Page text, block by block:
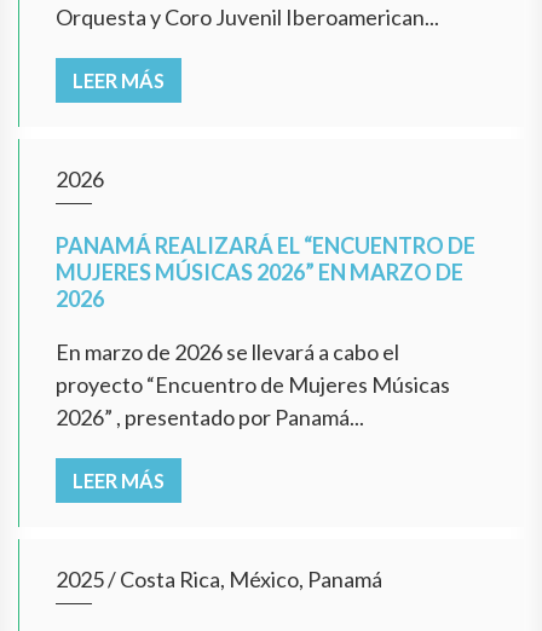
Orquesta y Coro Juvenil Iberoamerican...
LEER MÁS
2026
PANAMÁ REALIZARÁ EL “ENCUENTRO DE
MUJERES MÚSICAS 2026” EN MARZO DE
2026
En marzo de 2026 se llevará a cabo el
proyecto “Encuentro de Mujeres Músicas
2026” , presentado por Panamá...
LEER MÁS
2025/Costa Rica, México, Panamá